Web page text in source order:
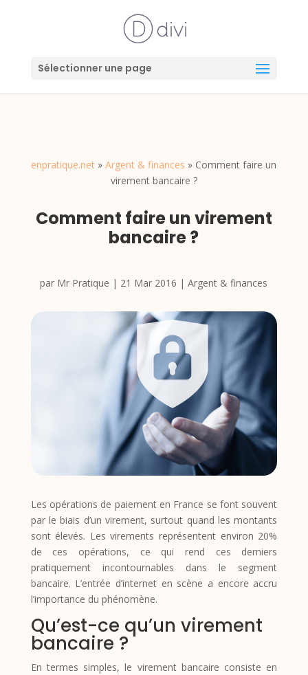
Sélectionner une page
enpratique.net »Argent & finances » Comment faire un
virement bancaire ?
Comment faire un virement
bancaire ?
par Mr Pratique | 21 Mar 2016 |Argent & finances
Les opérations de paiement en France se font souvent
par le biais d’un virement, surtout quand les montants
sont élevés. Les virements représentent environ 20%
de ces opérations, ce qui rend ces derniers
pratiquement incontournables dans le segment
bancaire. L’entrée d’internet en scène a encore accru
l’importance du phénomène.
Qu’est-ce qu’un virement
bancaire ?
En termes simples, le virement bancaire consiste en